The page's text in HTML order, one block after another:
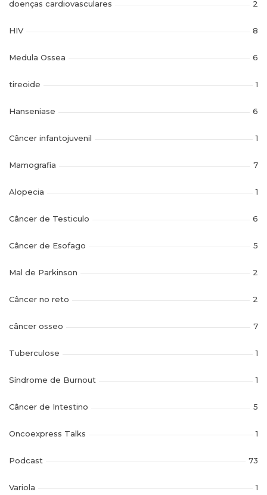
doenças cardiovasculares 2
HIV 8
Medula Ossea 6
tireoide 1
Hanseniase 6
Câncer infantojuvenil 1
Mamografia 7
Alopecia 1
Câncer de Testiculo 6
Câncer de Esofago 5
Mal de Parkinson 2
Câncer no reto 2
câncer osseo 7
Tuberculose 1
Síndrome de Burnout 1
Câncer de Intestino 5
Oncoexpress Talks 1
Podcast 73
Variola 1